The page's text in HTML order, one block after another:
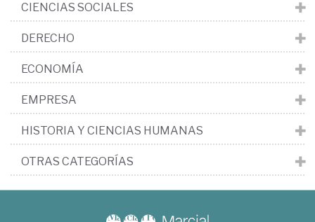
CIENCIAS SOCIALES
DERECHO
ECONOMÍA
EMPRESA
HISTORIA Y CIENCIAS HUMANAS
OTRAS CATEGORÍAS